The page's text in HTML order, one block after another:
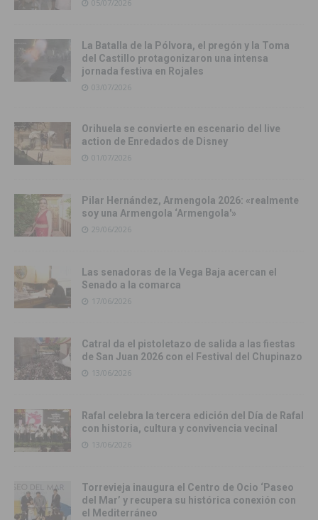
05/07/2026
La Batalla de la Pólvora, el pregón y la Toma
del Castillo protagonizaron una intensa
jornada festiva en Rojales
03/07/2026
Orihuela se convierte en escenario del live
action de Enredados de Disney
01/07/2026
Pilar Hernández, Armengola 2026: «realmente
soy una Armengola ‘Armengola'»
29/06/2026
Las senadoras de la Vega Baja acercan el
Senado a la comarca
17/06/2026
Catral da el pistoletazo de salida a las fiestas
de San Juan 2026 con el Festival del Chupinazo
13/06/2026
Rafal celebra la tercera edición del Día de Rafal
con historia, cultura y convivencia vecinal
13/06/2026
Torrevieja inaugura el Centro de Ocio ‘Paseo
del Mar’ y recupera su histórica conexión con
el Mediterráneo